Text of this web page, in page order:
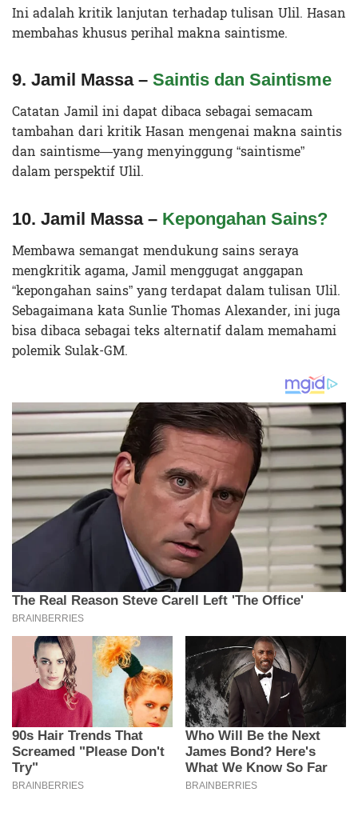
Ini adalah kritik lanjutan terhadap tulisan Ulil. Hasan
membahas khusus perihal makna saintisme.
9. Jamil Massa – Saintis dan Saintisme
Catatan Jamil ini dapat dibaca sebagai semacam
tambahan dari kritik Hasan mengenai makna saintis
dan saintisme—yang menyinggung “saintisme”
dalam perspektif Ulil.
10. Jamil Massa – Kepongahan Sains?
Membawa semangat mendukung sains seraya
mengkritik agama, Jamil menggugat anggapan
“kepongahan sains” yang terdapat dalam tulisan Ulil.
Sebagaimana kata Sunlie Thomas Alexander, ini juga
bisa dibaca sebagai teks alternatif dalam memahami
polemik Sulak-GM.